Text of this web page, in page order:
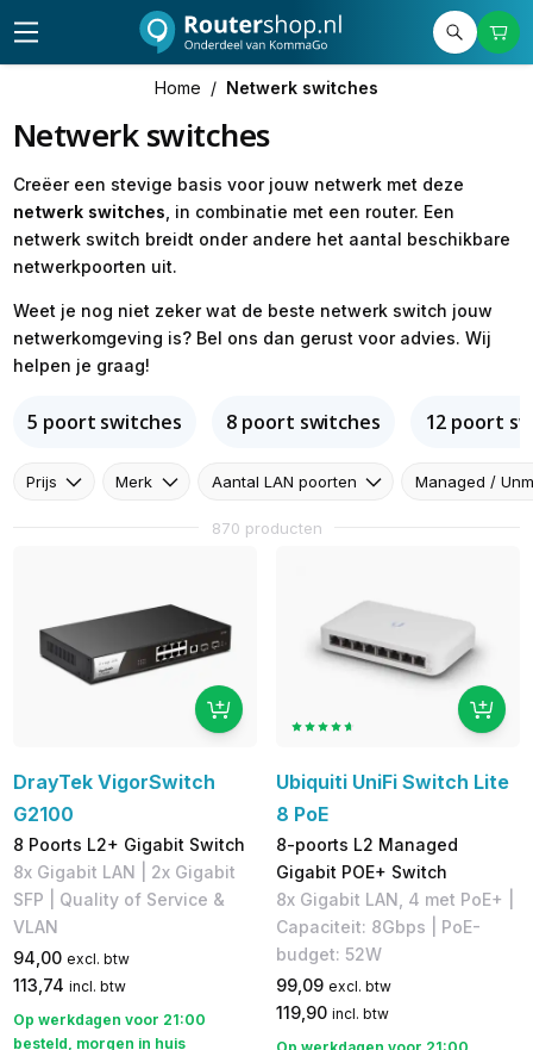
Home / Netwerk switches
Netwerk switches
Creëer een stevige basis voor jouw netwerk met deze
netwerk switches , in combinatie met een router. Een
netwerk switch breidt onder andere het aantal beschikbare
netwerkpoorten uit.
Weet je nog niet zeker wat de beste netwerk switch jouw
netwerkomgeving is? Bel ons dan gerust voor advies. Wij
helpen je graag!
5 poort switches 8 poort switches 12 poort
Prijs Merk Aantal LAN poorten Managed /
870 producten
DrayTek VigorSwitch
G2100
8 Poorts L2+ Gigabit Switch
8x Gigabit LAN | 2x Gigabit
SFP | Quality of Service &
VLAN
94,00 excl. btw
113,74 incl. btw
Op werkdagen voor 21:00
besteld, morgen in huis
Ubiquiti UniFi Switch Lite
8 PoE
8-poorts L2 Managed
Gigabit POE+ Switch
8x Gigabit LAN, 4 met PoE+ |
Capaciteit: 8Gbps | PoE-
budget: 52W
99,09 excl. btw
119,90 incl. btw